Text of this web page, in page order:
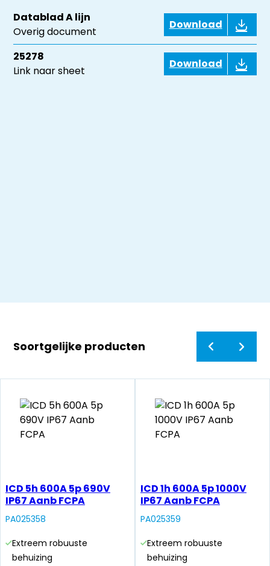
Datablad A lijn
Overig document
Download
25278
Link naar sheet
Download
Soortgelijke producten
ICD 5h 600A 5p 690V
IP67 Aanb FCPA
PA025358
Extreem robuuste
behuizing
ICD 1h 600A 5p 1000V
IP67 Aanb FCPA
PA025359
Extreem robuuste
behuizing